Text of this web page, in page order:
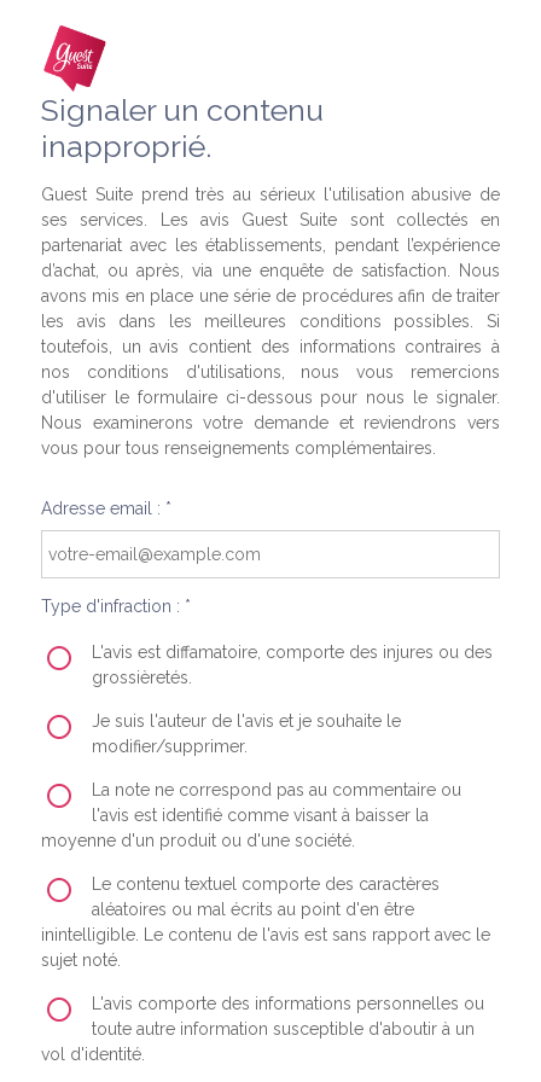
Signaler un contenu
inapproprié.
Guest Suite prend très au sérieux l'utilisation abusive de
ses services. Les avis Guest Suite sont collectés en
partenariat avec les établissements, pendant l’expérience
d’achat, ou après, via une enquête de satisfaction. Nous
avons mis en place une série de procédures afin de traiter
les avis dans les meilleures conditions possibles. Si
toutefois, un avis contient des informations contraires à
nos conditions d'utilisations, nous vous remercions
d'utiliser le formulaire ci-dessous pour nous le signaler.
Nous examinerons votre demande et reviendrons vers
vous pour tous renseignements complémentaires.
Adresse email : *
Type d'infraction : *
L'avis est diffamatoire, comporte des injures ou des
grossièretés.
Je suis l'auteur de l'avis et je souhaite le
modifier/supprimer.
La note ne correspond pas au commentaire ou
l'avis est identifié comme visant à baisser la
moyenne d'un produit ou d'une société.
Le contenu textuel comporte des caractères
aléatoires ou mal écrits au point d'en être
inintelligible. Le contenu de l'avis est sans rapport avec le
sujet noté.
L'avis comporte des informations personnelles ou
toute autre information susceptible d'aboutir à un
vol d'identité.